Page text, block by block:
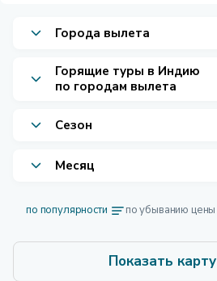
Города вылета
Горящие туры в Индию
по городам вылета
Сезон
Месяц
по популярности по убыванию цены
Показать карту